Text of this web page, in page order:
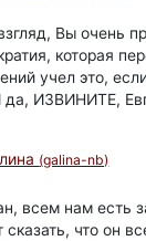
Вы очень
которая
учел это,
да, ИЗВИНИТЕ,
(galina-nb)
всем нам есть
что он